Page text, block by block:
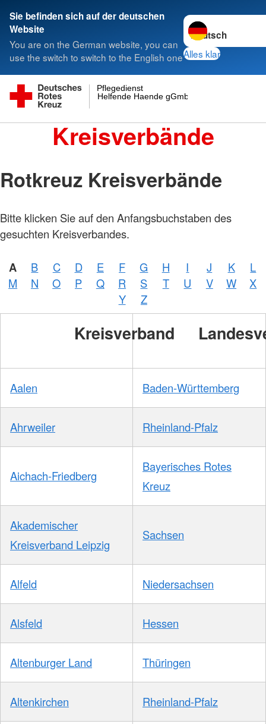
Sie befinden sich auf der deutschen
Website
You are on the German website, you can
use the switch to switch to the English one
Sprache wechseln
Alles klar
Helfende Haende gGmbH
Pflegedienst
Kreisverbände
Rotkreuz Kreisverbände
Bitte klicken Sie auf den Anfangsbuchstaben des
gesuchten Kreisverbandes.
A B C D E F G H I J K
L
M
N O P Q R S T U V W
X
Y
Z
Kreisverband
Aalen Baden-Württemberg
Ahrweiler Rheinland-Pfalz
Aichach-Friedberg
Bayerisches Rotes
Kreuz
Akademischer
Kreisverband Leipzig
Sachsen
Alfeld Niedersachsen
Alsfeld Hessen
Altenburger Land Thüringen
Altenkirchen Rheinland-Pfalz